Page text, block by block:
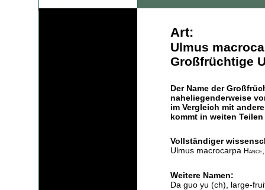
Art:
Ulmus
Großfrüchtige
Der Name der
naheliegenderweise
im Vergleich mit
kommt in weiten
Vollständiger
Ulmus macrocarpa Hance
Weitere Namen:
Da guo yu (ch), large-